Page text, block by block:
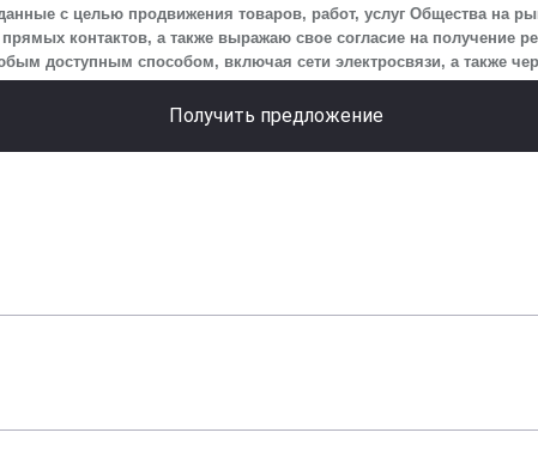
передачу моих персональных данных третьим лицам, перечень которых
информация».
будет обрабатывать данные только в случае, если это необходимо
с целью продвижения товаров, работ, услуг Общества на
контактов, а также выражаю свое согласие на получение
доступным способом, включая сети электросвязи, а также
Получить предложение